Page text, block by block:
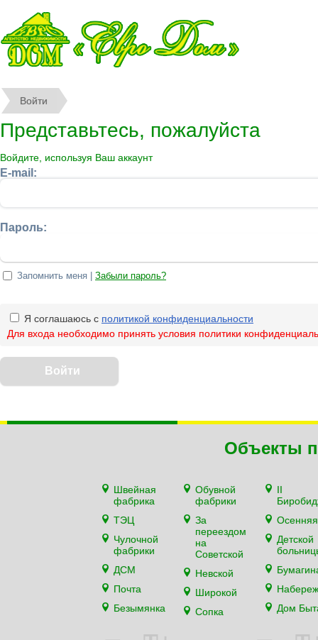
Войти
Представьтесь, пожалуйста
Войдите, используя Ваш аккаунт
E-mail:
Пароль:
Запомнить меня | Забыли пароль?
Я соглашаюсь с политикой конфиденциальности
Для входа необходимо принять условия политики
Объекты
Швейная
фабрика
ТЭЦ
Чулочной
фабрики
ДСМ
Почта
Безымянка
Обувной
фабрики
За
переездом
на
Советской
Невской
Широкой
Сопка
II
Осенняя
Детской
Дом